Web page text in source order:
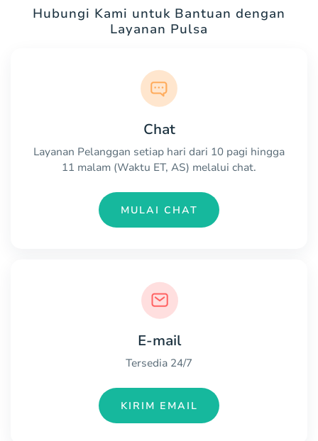
Hubungi Kami untuk Bantuan dengan
Layanan Pulsa
Chat
Layanan Pelanggan setiap hari dari 10 pagi hingga
11 malam (Waktu ET, AS) melalui chat.
MULAI CHAT
E-mail
Tersedia 24/7
KIRIM EMAIL